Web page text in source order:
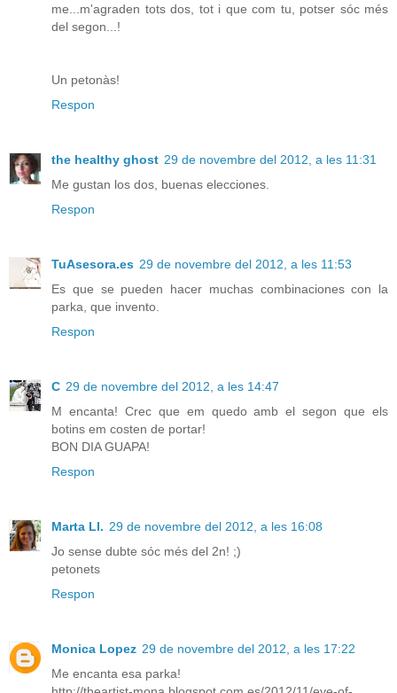
me...m'agraden tots dos, tot i que com tu, potser sóc més
del segon...!
Un petonàs!
Respon
the healthy ghost 29 de novembre del 2012, a les 11:31
Me gustan los dos, buenas elecciones.
Respon
TuAsesora.es 29 de novembre del 2012, a les 11:53
Es que se pueden hacer muchas combinaciones con la
parka, que invento.
Respon
C 29 de novembre del 2012, a les 14:47
M encanta! Crec que em quedo amb el segon que els
botins em costen de portar!
BON DIA GUAPA!
Respon
Marta Ll. 29 de novembre del 2012, a les 16:08
Jo sense dubte sóc més del 2n! ;)
petonets
Respon
Monica Lopez 29 de novembre del 2012, a les 17:22
Me encanta esa parka!